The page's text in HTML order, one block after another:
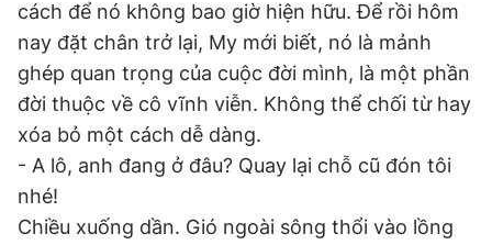
cách để nó không bao giờ hiện hữu. Để rồi hôm
nay đặt chân trở lại, My mới biết, nó là mảnh
ghép quan trọng của cuộc đời mình, là một phần
đời thuộc về cô vĩnh viễn. Không thể chối từ hay
xóa bỏ một cách dễ dàng.
- A lô, anh đang ở đâu? Quay lại chỗ cũ đón tôi
nhé!
Chiều xuống dần. Gió ngoài sông thổi vào lồng